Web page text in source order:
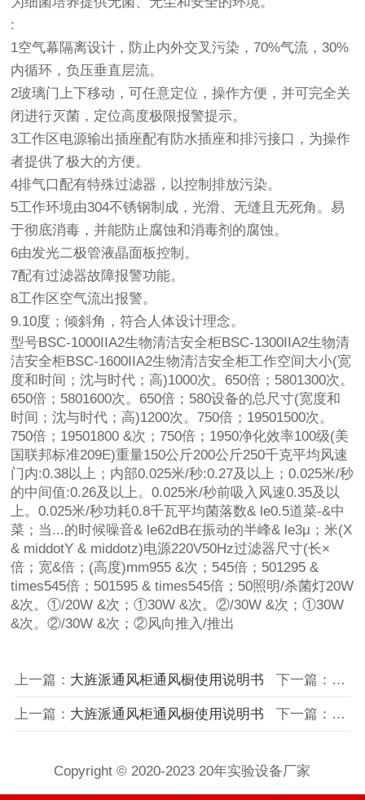
:
1空气幕隔离设计，防止内外交叉污染，70%气流，30%
内循环，负压垂直层流。
2玻璃门上下移动，可任意定位，操作方便，并可完全关
闭进行灭菌，定位高度极限报警提示。
3工作区电源输出插座配有防水插座和排污接口，为操作
者提供了极大的方便。
4排气口配有特殊过滤器，以控制排放污染。
5工作环境由304不锈钢制成，光滑、无缝且无死角。易
于彻底消毒，并能防止腐蚀和消毒剂的腐蚀。
6由发光二极管液晶面板控制。
7配有过滤器故障报警功能。
8工作区空气流出报警。
9.10度；倾斜角，符合人体设计理念。
型号BSC-1000IIA2生物清洁安全柜BSC-1300IIA2生物清
洁安全柜BSC-1600IIA2生物清洁安全柜工作空间大小(宽
度和时间；沈与时代；高)1000次。650倍；5801300次。
650倍；5801600次。650倍；580设备的总尺寸(宽度和
时间；沈与时代；高)1200次。750倍；19501500次。
750倍；19501800 &次；750倍；1950净化效率100级(美
国联邦标准209E)重量150公斤200公斤250千克平均风速
门内:0.38以上；内部0.025米/秒:0.27及以上；0.025米/秒
的中间值:0.26及以上。0.025米/秒前吸入风速0.35及以
上。0.025米/秒功耗0.8千瓦平均菌落数& le0.5道菜-&中
菜；当...的时候噪音& le62dB在振动的半峰& le3μ；米(X
& middotY & middotz)电源220V50Hz过滤器尺寸(长×
倍；宽&倍；(高度)mm955 &次；545倍；501295 &
times545倍；501595 & times545倍；50照明/杀菌灯20W
&次。①/20W &次；①30W &次。②/30W &次；①30W
&次。②/30W &次；②风向推入/推出
上一篇： 大旌派通风柜通风橱使用说明书 下一篇： 通风
上一篇： 大旌派通风柜通风橱使用说明书 下一篇： 通风
Copyright © 2020-2023 20年实验设备厂家